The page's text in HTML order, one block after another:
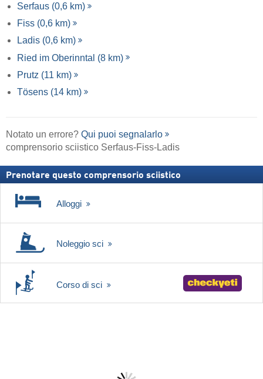
Serfaus (0,6 km)
Fiss (0,6 km)
Ladis (0,6 km)
Ried im Oberinntal (8 km)
Prutz (11 km)
Tösens (14 km)
Notato un errore? Qui puoi segnalarlo
comprensorio sciistico Serfaus-Fiss-Ladis
Prenotare questo comprensorio sciistico
Alloggi
Noleggio sci
Corso di sci